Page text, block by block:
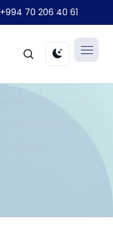
+994 70 206 40 61